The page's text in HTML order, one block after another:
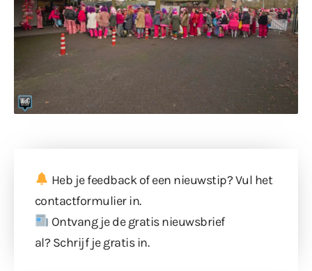
Heb je feedback of een nieuwstip? Vul het
contactformulierin.
Ontvang je de gratis nieuwsbrief
al? Schrijf je gratis in.